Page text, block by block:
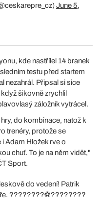
June 5,
kde nastřílel 14 branek
testu před startem
nezahrál. Připsal si sice
šikovně zrychlil
záložník vytrácel.
do kombinace, natož k
trenéry, protože se
Adam Hložek rve o
chuť. To je na něm vidět,"
Sport.
do vedení! Patrik
????????⚽️????????